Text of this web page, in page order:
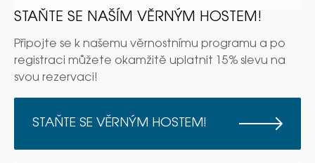
STAŇTE SE NAŠÍM VĚRNÝM HOSTEM!
Připojte se k našemu věrnostnímu programu a po
registraci můžete okamžitě uplatnit 15% slevu na
svou rezervaci!
STAŇTE SE VĚRNÝM HOSTEM!